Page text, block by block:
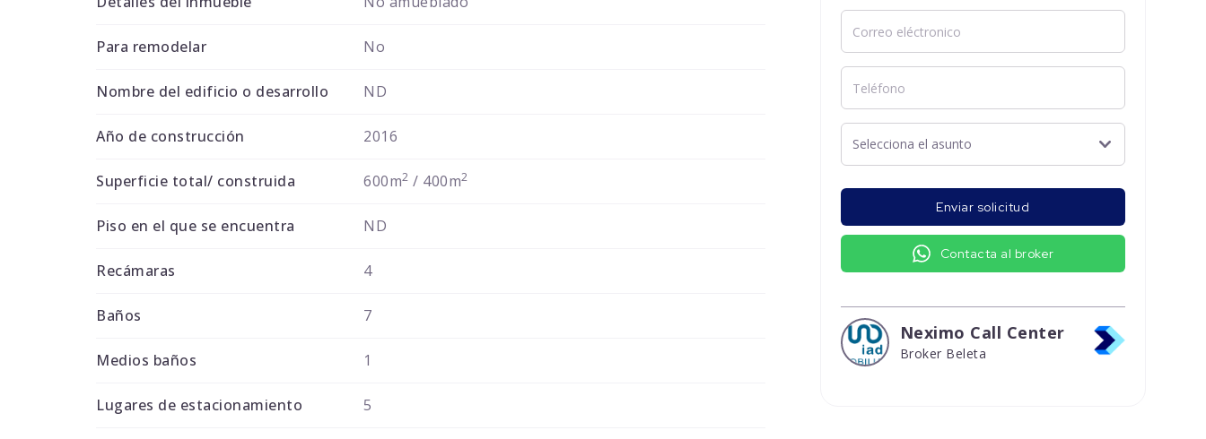
Para remodelar No
Nombre del edificio o desarrollo ND
Año de construcción 2016
Superficie total/ construida 600m2 / 400m2
Piso en el que se encuentra ND
Recámaras 4
Baños 7
Medios baños 1
Lugares de estacionamiento 5
Enviar solicitud
Contacta al broker
Neximo Call Center
Broker Beleta